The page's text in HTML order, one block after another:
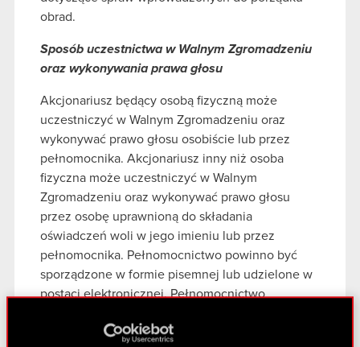
obrad.
Sposób uczestnictwa w Walnym Zgromadzeniu
oraz wykonywania prawa głosu
Akcjonariusz będący osobą fizyczną może
uczestniczyć w Walnym Zgromadzeniu oraz
wykonywać prawo głosu osobiście lub przez
pełnomocnika. Akcjonariusz inny niż osoba
fizyczna może uczestniczyć w Walnym
Zgromadzeniu oraz wykonywać prawo głosu
przez osobę uprawnioną do składania
oświadczeń woli w jego imieniu lub przez
pełnomocnika. Pełnomocnictwo powinno być
sporządzone w formie pisemnej lub udzielone w
postaci elektronicznej. Pełnomocnictwo
opatrzenia bezpiecznym podpisem